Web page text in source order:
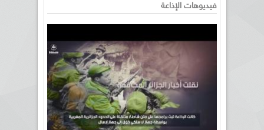
فيديوهات الإذاعة